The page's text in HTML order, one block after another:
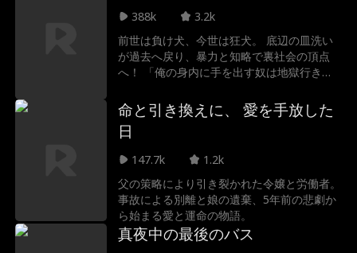
が、その子孫たちが自分の可愛い孫を虐げて
いると知った時、最強の先祖の静かな怒りが
爆発する。「私の孫に手を出したこと、後悔
させてあげる」これは、虐げられた青年が最
強の祖母という「切り札」を得て、腐りきっ
388k
3.2k
前世は負け犬、今世は狂犬。 底辺の皿洗い
が過去へ戻り、暴力と知略で裏社会の頂点
へ！ 「俺の身内に手を出す奴は地獄行き
める、痛快リベンジ・ノワール。
命と引き換えに、 愛を手放した
日
147.7k
1.2k
父の策略により引き裂かれた令嬢と労働者。
事故による別離と娘の遺棄、5年前の悲劇か
ら始まる愛と運命の物語。
真夜中の最後のバス